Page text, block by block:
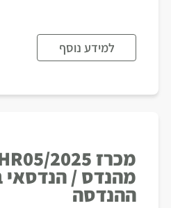
למידע נוסף
מהנדס / הנדסאי
ההנדסה